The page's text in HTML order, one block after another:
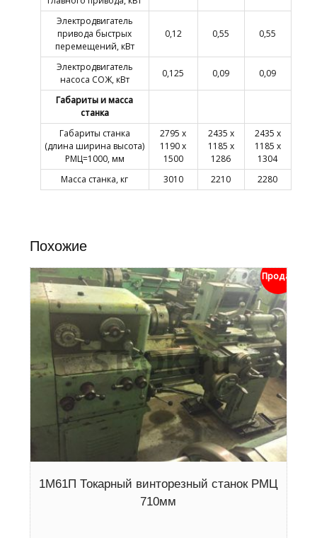
Электродвигатель
привода быстрых
перемещений, кВт
0,12 0,55 0,55
Электродвигатель
насоса СОЖ, кВт
0,125 0,09 0,09
Габариты и масса
станка
Габариты станка
(длина ширина высота)
РМЦ=1000, мм
2795 х
1190 х
1500
2435 х
1185 х
1286
2435 х
1185 х
1304
Масса станка, кг
3010 2210 2280
Похожие
Продан
1М61П Токарный винторезный станок РМЦ
710мм